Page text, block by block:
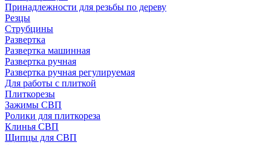
Принадлежности для резьбы по дереву
Резцы
Струбцины
Развертка
Развертка машинная
Развертка ручная
Развертка ручная регулируемая
Для работы с плиткой
Плиткорезы
Зажимы СВП
Ролики для плиткореза
Клинья СВП
Щипцы для СВП